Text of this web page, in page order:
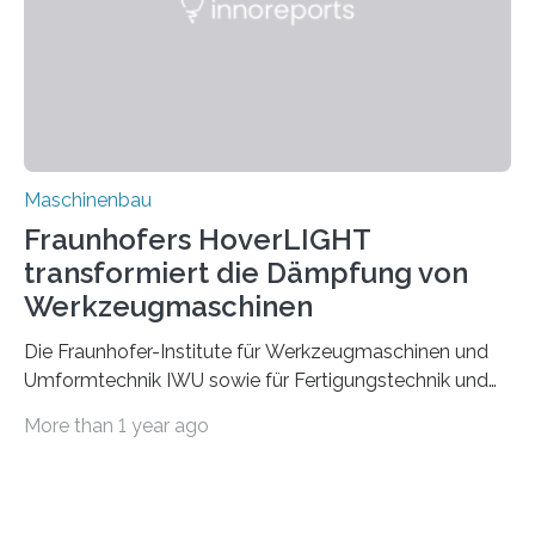
Durch den verstärkten Einsatz von Rezyklaten
Maschinenbau
Fraunhofers HoverLIGHT
transformiert die Dämpfung von
Werkzeugmaschinen
Die Fraunhofer-Institute für Werkzeugmaschinen und
Umformtechnik IWU sowie für Fertigungstechnik und
Durchbruch in der Materialforschung erzielt: Der
More than 1 year ago